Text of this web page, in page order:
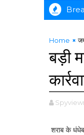
Home
बड़ी
शराब के